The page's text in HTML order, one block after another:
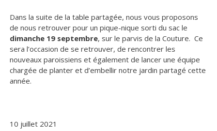
Dans la suite de la table partagée, nous vous proposons
de nous retrouver pour un pique-nique sorti du sac le
dimanche 19 septembre, sur le parvis de la Couture. Ce
sera l’occasion de se retrouver, de rencontrer les
nouveaux paroissiens et également de lancer une équipe
chargée de planter et d’embellir notre jardin partagé cette
année.
10 juillet 2021